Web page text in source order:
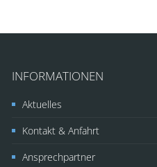
INFORMATIONEN
Aktuelles
Kontakt & Anfahrt
Ansprechpartner